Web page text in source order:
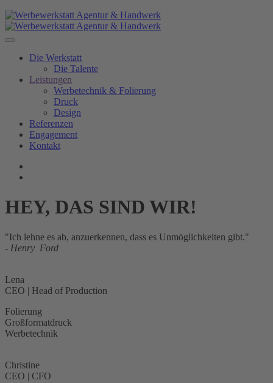
Die Werkstatt
Die Talente
Leistungen
Werbetechnik & Folierung
Druck
Design
Referenzen
Engagement
Kontakt
HEY, DAS SIND WIR!
"Ich lehne es ab, anzuerkennen, dass es Unmöglichkeiten gibt."
- Henry Ford
Lena
CEO | Head of Production
Folierung
Großformatdruck
Werbetechnik
Christine
CEO | CFO